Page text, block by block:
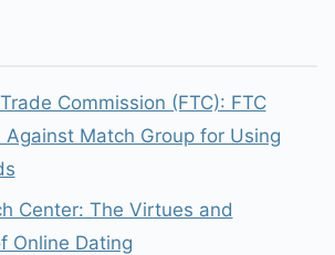
Commission (FTC): FTC
Against Match Group for Using
Center: The Virtues and
Online Dating